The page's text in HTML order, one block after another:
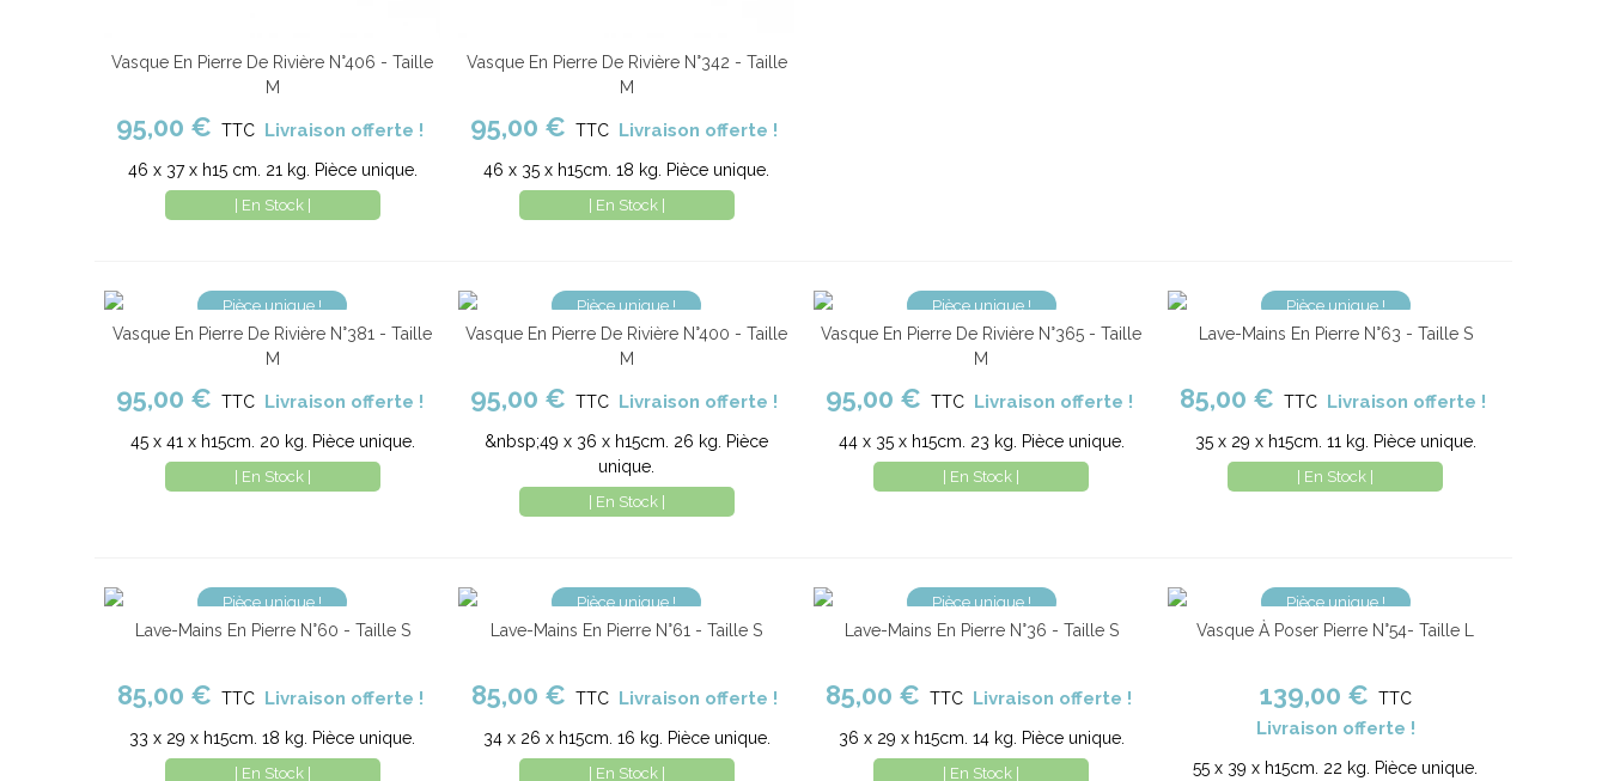
Ajouter au panier Comparer
Vasque En Pierre De Rivière N°406 - Taille
M
95,00 € TTC Livraison offerte !
46 x 37 x h15 cm. 21 kg. Pièce unique.
| En Stock |
Ajouter au panier Comparer
Vasque En Pierre De Rivière N°342 - Taille
M
95,00 € TTC Livraison offerte !
46 x 35 x h15cm. 18 kg. Pièce unique.
| En Stock |
Pièce unique !
Ajouter au panier Comparer
Vasque En Pierre De Rivière N°381 - Taille
M
95,00 € TTC Livraison offerte !
45 x 41 x h15cm. 20 kg. Pièce unique.
| En Stock |
Pièce unique !
Ajouter au panier Comparer
Vasque En Pierre De Rivière N°400 - Taille
M
95,00 € TTC Livraison offerte !
&nbsp;49 x 36 x h15cm. 26 kg. Pièce
unique.
| En Stock |
Pièce unique !
Ajouter au panier Comparer
Vasque En Pierre De Rivière N°365 - Taille
M
95,00 € TTC Livraison offerte !
44 x 35 x h15cm. 23 kg. Pièce unique.
| En Stock |
Pièce unique !
Ajouter au panier Comparer
Lave-Mains En Pierre N°63 - Taille S
85,00 € TTC Livraison offerte !
35 x 29 x h15cm. 11 kg. Pièce unique.
| En Stock |
Pièce unique !
Ajouter au panier Comparer
Lave-Mains En Pierre N°60 - Taille S
85,00 € TTC Livraison offerte !
33 x 29 x h15cm. 18 kg. Pièce unique.
| En Stock |
Pièce unique !
Ajouter au panier Comparer
Lave-Mains En Pierre N°61 - Taille S
85,00 € TTC Livraison offerte !
34 x 26 x h15cm. 16 kg. Pièce unique.
| En Stock |
Pièce unique !
Ajouter au panier Comparer
Lave-Mains En Pierre N°36 - Taille S
85,00 € TTC Livraison offerte !
36 x 29 x h15cm. 14 kg. Pièce unique.
| En Stock |
Pièce unique !
Ajouter au panier Comparer
Vasque À Poser Pierre N°54- Taille L
139,00 € TTC
Livraison offerte !
55 x 39 x h15cm. 22 kg. Pièce unique.